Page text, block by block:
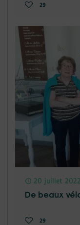
29
20 juillet 2022
De beaux
29